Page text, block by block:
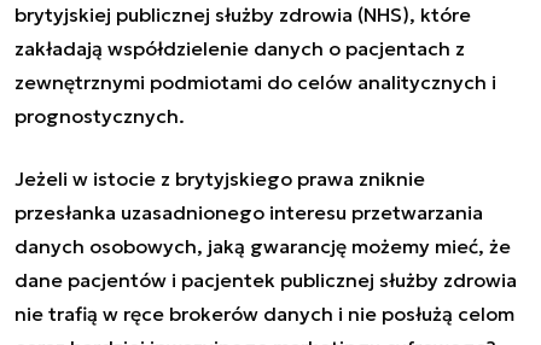
brytyjskiej publicznej służby zdrowia (NHS), które
zakładają współdzielenie danych o pacjentach z
zewnętrznymi podmiotami do celów analitycznych i
prognostycznych.
Jeżeli w istocie z brytyjskiego prawa zniknie
przesłanka uzasadnionego interesu przetwarzania
danych osobowych, jaką gwarancję możemy mieć, że
dane pacjentów i pacjentek publicznej służby zdrowia
nie trafią w ręce brokerów danych i nie posłużą celom